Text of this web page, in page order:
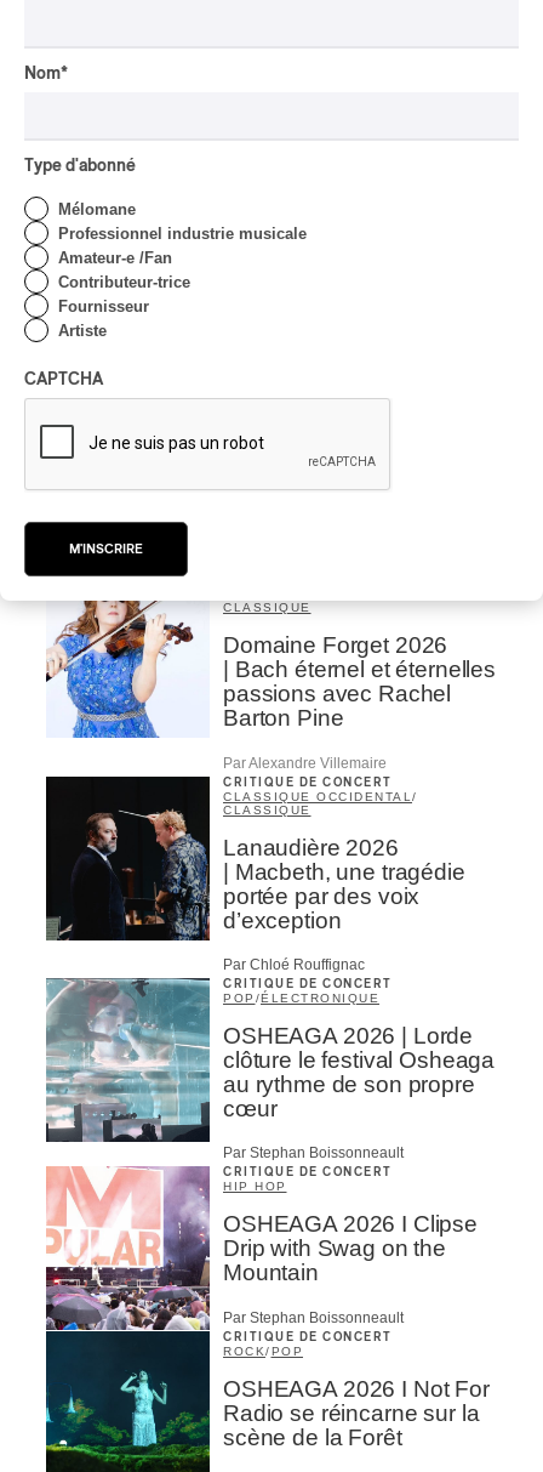
Présence Autochtone I
Concerts aux Îles du Bic
| Robin Servant : la
musique comme lieu de
CLASSIQUE
Domaine Forget 2026
| Bach éternel et éternelles
passions avec Rachel
Barton Pine
Par Alexandre Villemaire
CRITIQUE DE CONCERT
CLASSIQUE OCCIDENTAL /
CLASSIQUE
Lanaudière 2026
| Macbeth, une tragédie
portée par des voix
d’exception
Par Chloé Rouffignac
CRITIQUE DE CONCERT
POP /ÉLECTRONIQUE
OSHEAGA 2026 | Lorde
clôture le festival Osheaga
au rythme de son propre
cœur
Par Stephan Boissonneault
CRITIQUE DE CONCERT
HIP HOP
OSHEAGA 2026 I Clipse
Drip with Swag on the
Mountain
Par Stephan Boissonneault
CRITIQUE DE CONCERT
ROCK/POP
OSHEAGA 2026 I Not For
Radio se réincarne sur la
scène de la Forêt
Nom*
Type d'abonné
Mélomane
Professionnel industrie musicale
Amateur-e /Fan
Contributeur-trice
Fournisseur
Artiste
CAPTCHA
M'INSCRIRE